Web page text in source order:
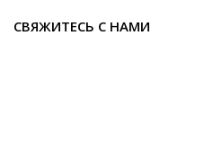
СВЯЖИТЕСЬ С НАМИ